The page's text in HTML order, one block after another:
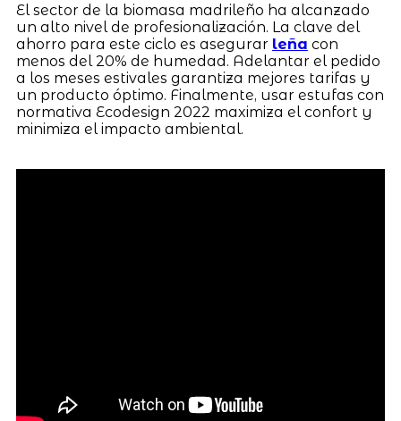
El sector de la biomasa madrileño ha alcanzado
un alto nivel de profesionalización. La clave del
ahorro para este ciclo es asegurar leña con
menos del 20% de humedad. Adelantar el pedido
a los meses estivales garantiza mejores tarifas y
un producto óptimo. Finalmente, usar estufas con
normativa Ecodesign 2022 maximiza el confort y
minimiza el impacto ambiental.